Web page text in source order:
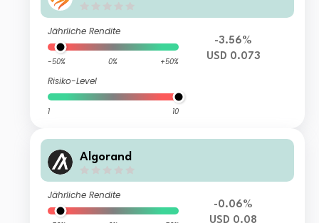
Jährliche Rendite
-50% 0% +50%
Risiko-Level
1 10
-3.56%
USD 0.073
Algorand
Jährliche Rendite
-0.06%
USD 0.08